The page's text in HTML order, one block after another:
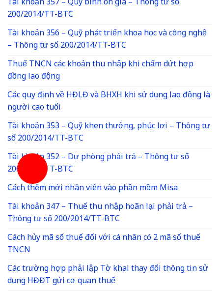
200/2014/TT-BTC
Tài khoản 356 – Quỹ phát triển khoa học và công nghệ
– Thông tư số 200/2014/TT-BTC
Thuế TNCN các khoản thu nhập khi chấm dứt hợp
đồng lao động
Các quy định về HĐLĐ và BHXH khi sử dụng lao động là
người cao tuổi
Tài khoản 353 – Quỹ khen thưởng, phúc lợi – Thông tư
số 200/2014/TT-BTC
Tài khoản 352 – Dự phòng phải trả – Thông tư số
200/2014/TT-BTC
Cách thêm mới nhân viên vào phần mềm Misa
Tài khoản 347 – Thuế thu nhập hoãn lại phải trả –
Thông tư số 200/2014/TT-BTC
Cách hủy mã số thuế đối với cá nhân có 2 mã số thuế
TNCN
Các trường hợp phải lập Tờ khai thay đổi thông tin sử
dụng HĐĐT gửi cơ quan thuế